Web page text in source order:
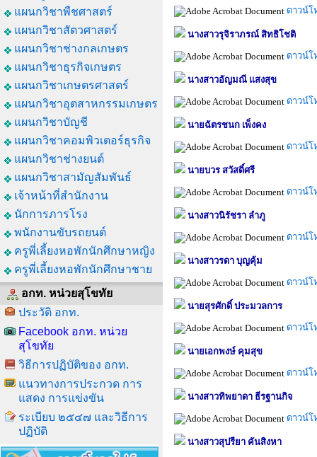
แผนกวิชาพืชศาสตร์
แผนกวิชาสัตวศาสตร์
แผนกวิชาช่างกลเกษตร
แผนกวิชาธุรกิจเกษตร
แผนกวิชาเกษตรศาสตร์
แผนกวิชาอุตสาหกรรมเกษตร
แผนกวิชาบัญชี
แผนกวิชาคอมพิวเตอร์ธุรกิจ
แผนกวิชาช่างยนต์
แผนกวิชาสามัญสัมพันธ์
เจ้าหน้าที่สำนักงาน
นักการภารโรง
พนักงานขับรถยนต์
ครูพี่เลี้ยงหอพักนักศึกษาหญิง
ครูพี่เลี้ยงหอพักนักศึกษาชาย
อกท. หน่วยสุโขทัย
ประวัติ อกท.
Facebook อกท. หน่วย
สุโขทัย
วิธีการปฏิบัติของ อกท.
แนวทางการประกวด การ
แสดง การแข่งขัน
ระเบียบ ๒๕๔๗ และวิธีการ
ปฏิบัติ
ดาวน์โ
นางสาวรุจิราภรณ์ สิทธิโชติ
ดาวน์โ
นางสาวอัญมณี แสงสุข
ดาวน์โ
นายฉัตรชนก เพ็งคง
ดาวน์โ
นายบวร สวัสดิ์ศรี
ดาวน์โ
นางสาวนิรัชรา ลำภู
ดาวน์โ
นางสาวรดา บุญคุ้ม
ดาวน์โ
นายสุรศักดิ์ ประมวลการ
ดาวน์โ
นายเอกพงษ์ คุมสุข
ดาวน์โ
นางสาวทิพยาดา ธีรฐานกิจ
ดาวน์โ
นางสาวสุปรียา คันสิงหา